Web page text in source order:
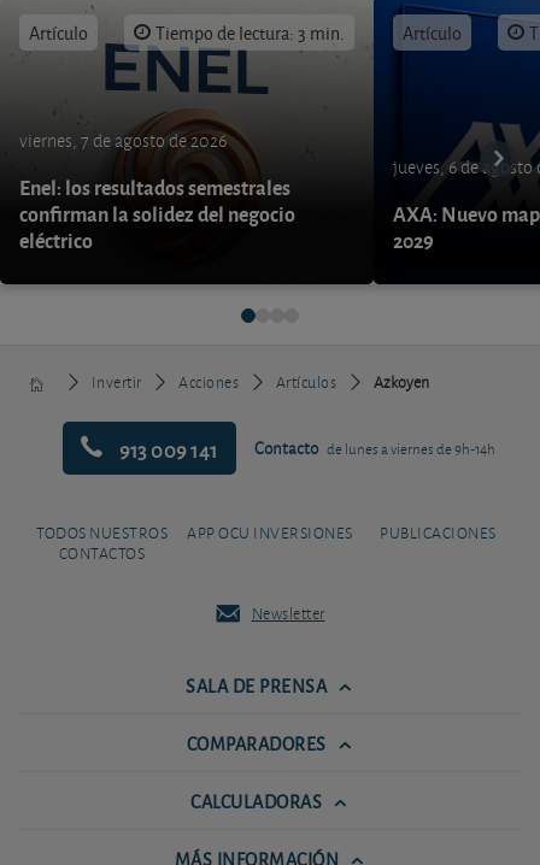
Artículo Tiempo de lectura: 3 min.
viernes, 7 de agosto de 2026
Enel: los resultados semestrales
confirman la solidez del negocio
eléctrico
Artículo
jueves, 6 de agosto
AXA: Nuevo
2029
Invertir Acciones Artículos Azkoyen
913 009 141 Contacto de lunes a viernes de 9h-14h
TODOS NUESTROS
CONTACTOS
APP OCU INVERSIONES PUBLICACIONES
Newsletter
SALA DE PRENSA
COMPARADORES
CALCULADORAS
MÁS INFORMACIÓN